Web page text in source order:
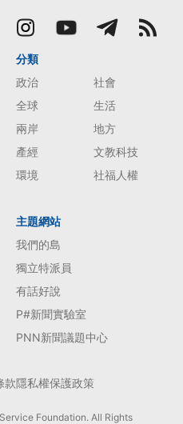
分類
政治
社會
全球
生活
兩岸
地方
產經
文教科技
環境
社福人權
主題網站
我們的島
獨立特派員
有話好說
P#新聞實驗室
PNN新聞議題中心
款隱私權保護政策
Foundation. All Rights